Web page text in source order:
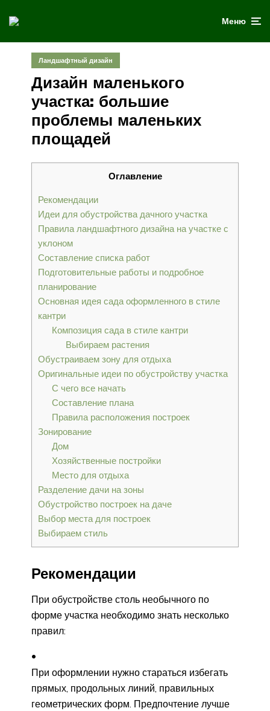
Меню
Ландшафтный дизайн
Дизайн маленького
участка: большие
проблемы маленьких
площадей
Оглавление
Рекомендации
Идеи для обустройства дачного участка
Правила ландшафтного дизайна на участке с
уклоном
Составление списка работ
Подготовительные работы и подробное
планирование
Основная идея сада оформленного в стиле
кантри
Композиция сада в стиле кантри
Выбираем растения
Обустраиваем зону для отдыха
Оригинальные идеи по обустройству участка
С чего все начать
Составление плана
Правила расположения построек
Зонирование
Дом
Хозяйственные постройки
Место для отдыха
Разделение дачи на зоны
Обустройство построек на даче
Выбор места для построек
Выбираем стиль
Рекомендации
При обустройстве столь необычного по
форме участка необходимо знать несколько
правил:
При оформлении нужно стараться избегать
прямых, продольных линий, правильных
геометрических форм. Предпочтение лучше